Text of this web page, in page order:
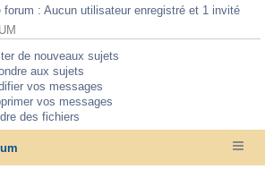
: Aucun utilisateur enregistré et 1 invité
de nouveaux sujets
aux sujets
vos messages
vos messages
des fichiers